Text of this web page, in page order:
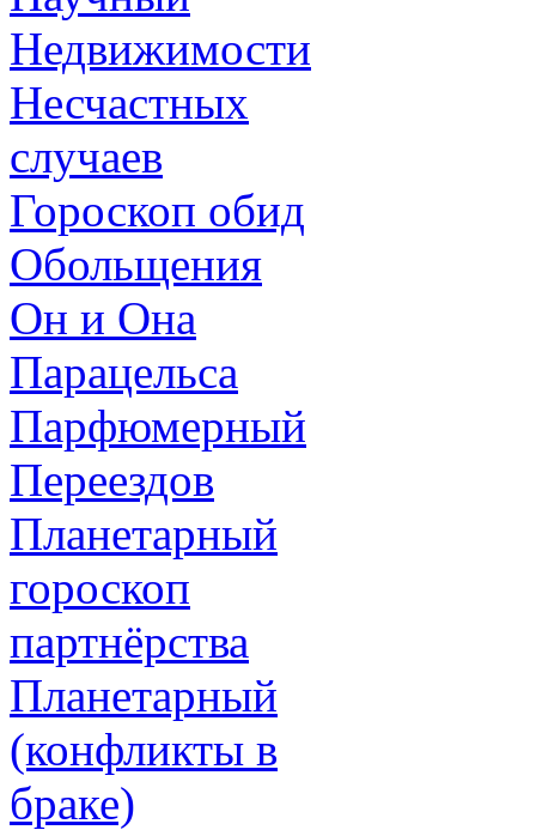
Недвижимости
Несчастных
случаев
Гороскоп обид
Обольщения
Он и Она
Парацельса
Парфюмерный
Переездов
Планетарный
гороскоп
партнёрства
Планетарный
(конфликты в
браке)